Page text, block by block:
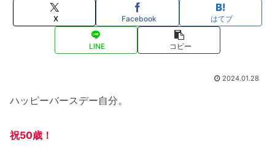
X Facebook はてブ
LINE コピー
2024.01.28
ハッピーバースデー自分。
祝50歳！